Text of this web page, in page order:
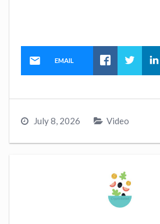
EMAIL
July 8, 2026 Video